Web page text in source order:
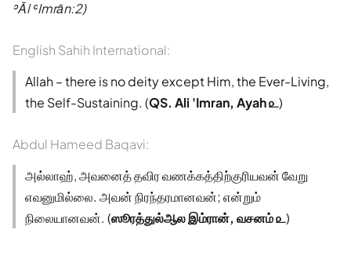
ʾĀl ʿImrān:2)
English Sahih International:
Allah – there is no deity except Him, the Ever-Living,
the Self-Sustaining. (QS. Ali 'Imran, Ayah ௨)
Abdul Hameed Baqavi:
அல்லாஹ், அவனைத் தவிர வணக்கத்திற்குரியவன் வேறு
எவனுமில்லை. அவன் நிரந்தரமானவன்; என்றும்
நிலையானவன். (ஸூரத்துல்ஆல இம்ரான், வசனம் ௨)